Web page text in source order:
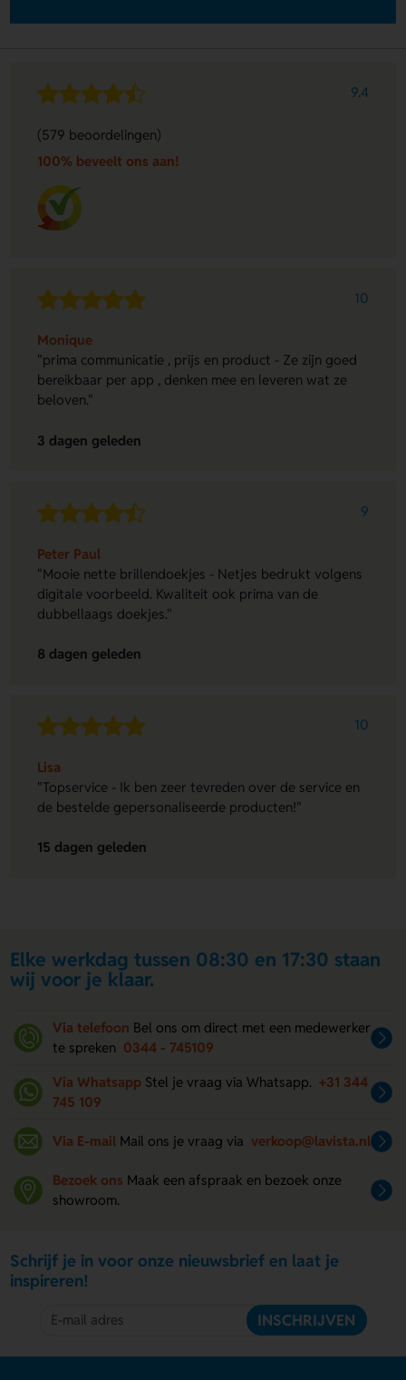
9.4
(579 beoordelingen)
100% beveelt ons aan!
10
Monique
"prima communicatie , prijs en product - Ze zijn goed
bereikbaar per app , denken mee en leveren wat ze
beloven."
3 dagen geleden
9
Peter Paul
"Mooie nette brillendoekjes - Netjes bedrukt volgens
digitale voorbeeld. Kwaliteit ook prima van de
dubbellaags doekjes."
8 dagen geleden
10
Lisa
"Topservice - Ik ben zeer tevreden over de service en
de bestelde gepersonaliseerde producten!"
15 dagen geleden
Elke werkdag tussen 08:30 en 17:30 staan
wij voor je klaar.
Via telefoon Bel ons om direct met een medewerker
te spreken 0344 - 745109
Via Whatsapp Stel je vraag via Whatsapp. +31 344
745 109
Via E-mail Mail ons je vraag via verkoop@lavista.nl
Bezoek ons Maak een afspraak en bezoek onze
showroom.
Schrijf je in voor onze nieuwsbrief en laat je
inspireren!
INSCHRIJVEN